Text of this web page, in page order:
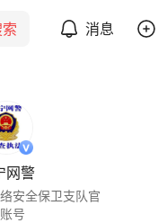
消息
网警
安全保卫支队官
号